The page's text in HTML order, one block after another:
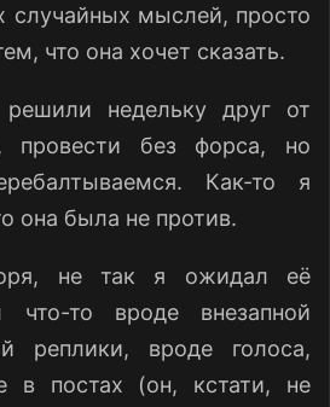
случайных мыслей, просто
что она хочет сказать.
недельку друг от
провести без форса, но
Как-то я
она была не против.
не так я ожидал её
то вроде внезапной
реплики, вроде голоса,
в постах (он, кстати, не